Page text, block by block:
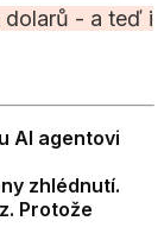
dolarů - a teď i
AI agentovi
zhlédnutí.
Protože